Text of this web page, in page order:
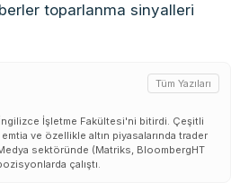
toparlanma sinyalleri
Tüm Yazıları
İşletme Fakültesi'ni bitirdi. Çeşitli
ve özellikle altın piyasalarında trader
Medya sektöründe (Matriks, BloombergHT
çalıştı.